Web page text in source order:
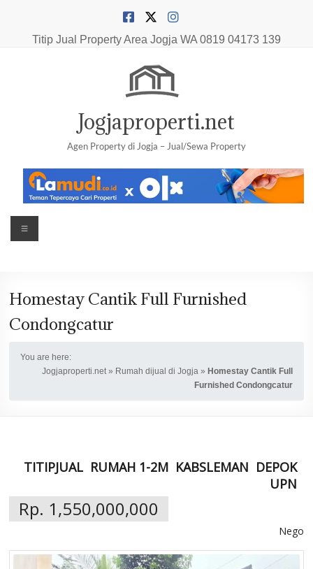
contentTitip Jual Property Area Jogja WA 0819 04173 139
Jogjaproperti.net
Agen Property di Jogja – Jual/Sewa Property
Menu
Homestay Cantik Full Furnished
Condongcatur
You are here:
Jogjaproperti.net» Rumah dijual di Jogja » Homestay Cantik Full
Furnished Condongcatur
DEPOK
KABSLEMAN
RUMAH 1-2M
TITIPJUAL
UPN
Rp. 1,550,000,000
Nego